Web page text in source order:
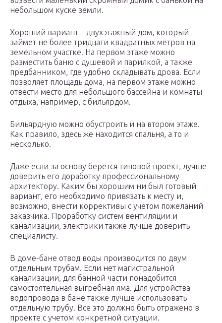
небольшом куске земли.
Хороший вариант – двухэтажный дом, который
займет не более тридцати квадратных метров на
земельном участке. На первом этаже можно
разместить баню с душевой и парилкой, а также
предбанником, где удобно складывать дрова. Если
позволяет площадь дома, на первом этаже можно
отвести место для небольшого бассейна и комнаты
отдыха, например, с бильярдом.
Бильярдную можно обустроить и на втором этаже.
Как правило, здесь же находится спальня, а то и
несколько.
Даже если за основу берется типовой проект, лучше
доверить его доработку профессиональному
архитектору. Каким бы хорошим ни был готовый
вариант, его необходимо привязать к месту и,
возможно, внести коррективы с учетом пожеланий
заказчика. Проработку систем вентиляции и
канализации, электрики также лучше доверить
специалисту.
В доме-бане отвод воды производится по двум
отдельным трубам. Если нет магистральной
канализации, для банной части понадобится
самостоятельная выгребная яма. Для устройства
водопровода в бане также лучше использовать
отдельную трубу. Все это должно быть отражено в
проекте с учетом конкретной ситуации.